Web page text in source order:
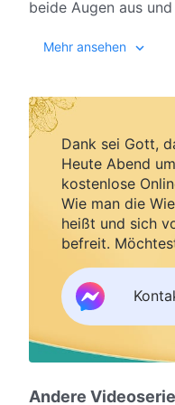
beide Augen aus
uneinnehmbarer
und der
gesehen haben?
Anerkennung haben
Gottes verstehen?
bleibt: Wie könnte
sind, der König der
tolerieren, der
zukommen lassen?
sie misshandeln
plündern und
und sie verführen
widersetzen sich
Chaos versetzt!
Sünde zu
Mehr ansehen
Dank sei Gott,
Heute Abend
kostenlose
Wie man die
heißt und sich
befreit.
Andere